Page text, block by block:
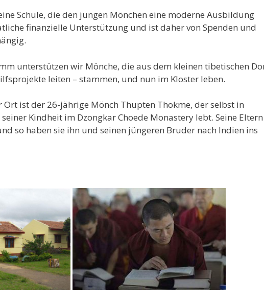
Schule, die den jungen Mönchen eine moderne Ausbildung
finanzielle Unterstützung und ist daher von Spenden und
unterstützen wir Mönche, die aus dem kleinen tibetischen
leiten – stammen, und nun im Kloster leben.
ist der 26-jährige Mönch Thupten Thokme, der selbst in
Kindheit im Dzongkar Choede Monastery lebt. Seine Eltern
so haben sie ihn und seinen jüngeren Bruder nach Indien ins